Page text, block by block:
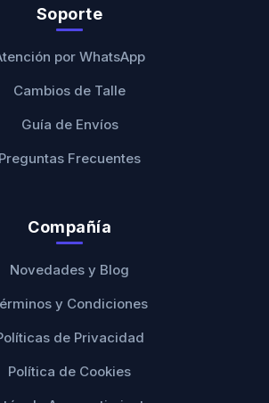
Soporte
por WhatsApp
Cambios de Talle
Guía de Envíos
Preguntas Frecuentes
Compañía
Novedades y Blog
y Condiciones
de Privacidad
Política de Cookies